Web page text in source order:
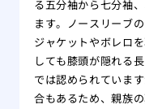
る五分袖から七分袖
ます。ノースリーブ
ジャケットやボレロ
しても膝頭が隠れる
では認められていま
合もあるため、親族